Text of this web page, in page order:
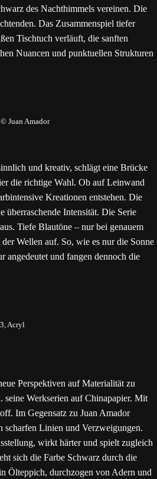
des Nachthimmels vereinen. Die
Das Zusammenspiel tiefer
Tischtuch verläuft, die sanften
Nuancen und punktuellen Strukturen
Juan Amador
und kreativ, schlägt eine Brücke
die richtige Wahl. Ob auf Leinwand
Kreationen entstehen. Die
Intensität. Die Serie
Tiefe Blautöne – nur bei genauem
Wellen auf. So, wie es nur die Sonne
angedeutet und fangen dennoch die
Acryl
Perspektiven auf Materialität zu
Werkserien auf Chinapapier. Mit
Im Gegensatz zu Juan Amador
scharfen Linien und Verzweigungen.
wirkt härter und spielt zugleich
sich die Farbe Schwarz durch die
Ölteppich, durchzogen von Adern und